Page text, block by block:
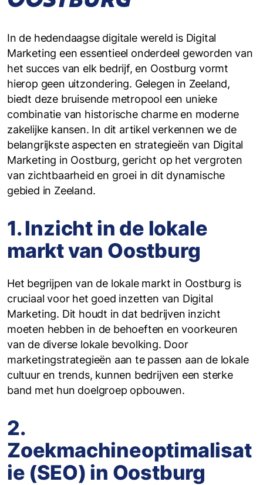
In de hedendaagse digitale wereld is Digital
Marketing een essentieel onderdeel geworden van
het succes van elk bedrijf, en Oostburg vormt
hierop geen uitzondering. Gelegen in Zeeland,
biedt deze bruisende metropool een unieke
combinatie van historische charme en moderne
zakelijke kansen. In dit artikel verkennen we de
belangrijkste aspecten en strategieën van Digital
Marketing in Oostburg, gericht op het vergroten
van zichtbaarheid en groei in dit dynamische
gebied in Zeeland.
1. Inzicht in de lokale
markt van Oostburg
Het begrijpen van de lokale markt in Oostburg is
cruciaal voor het goed inzetten van Digital
Marketing. Dit houdt in dat bedrijven inzicht
moeten hebben in de behoeften en voorkeuren
van de diverse lokale bevolking. Door
marketingstrategieën aan te passen aan de lokale
cultuur en trends, kunnen bedrijven een sterke
band met hun doelgroep opbouwen.
2.
Zoekmachineoptimalisat
ie (SEO) in Oostburg